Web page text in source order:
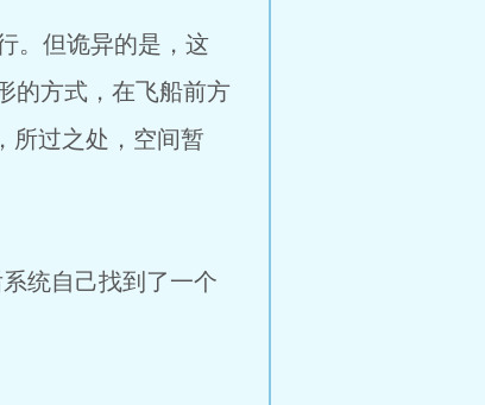
。但诡异的是，这
的方式，在飞船前方
所过之处，空间暂
统自己找到了一个